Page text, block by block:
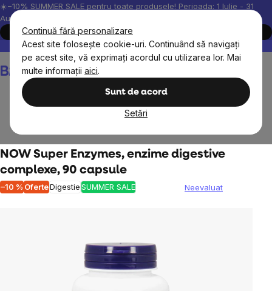
Continuă fără personalizare
Acest site folosește cookie-uri. Continuând să navigați
pe acest site, vă exprimați acordul cu utilizarea lor. Mai
multe informații aici.
Sunt de acord
Setări
Treci
la
conținut
☀️−10% SUMMER SALE pentru toate produsele! Perioada: 1 Iulie - 31
August, 2026.
Cumpără acum
Peste 200.000 de recenzii verificate
Produsele noastre sunt
Coş
de
NOW Super Enzymes, enzime digestive
complexe, 90 capsule
–10 % OferteDigestieSUMMER SALE
Evaluarea
este
0,0
din
Neevaluat